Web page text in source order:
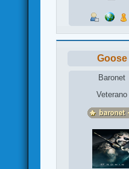
Goose
Baronet
Veterano